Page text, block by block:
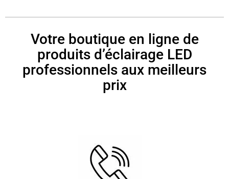
Votre boutique en ligne de
produits d’éclairage LED
professionnels aux meilleurs
prix